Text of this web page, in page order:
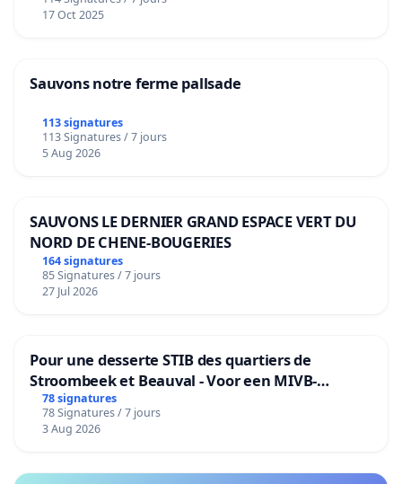
17 Oct 2025
Sauvons notre ferme pallsade
113 signatures
113 Signatures / 7 jours
5 Aug 2026
SAUVONS LE DERNIER GRAND ESPACE VERT DU
NORD DE CHENE-BOUGERIES
164 signatures
85 Signatures / 7 jours
27 Jul 2026
Pour une desserte STIB des quartiers de
Stroombeek et Beauval - Voor een MIVB-
bediening van de wijken Strombeek en Het
Voor
78 signatures
78 Signatures / 7 jours
3 Aug 2026